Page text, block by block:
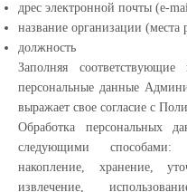
дрес электронной почты (e-
название организации (места
должность
Заполняя
персональные данные
выражает свое согласие с
Обработка персональных
следующими способами:
накопление, хранение,
извлечение,